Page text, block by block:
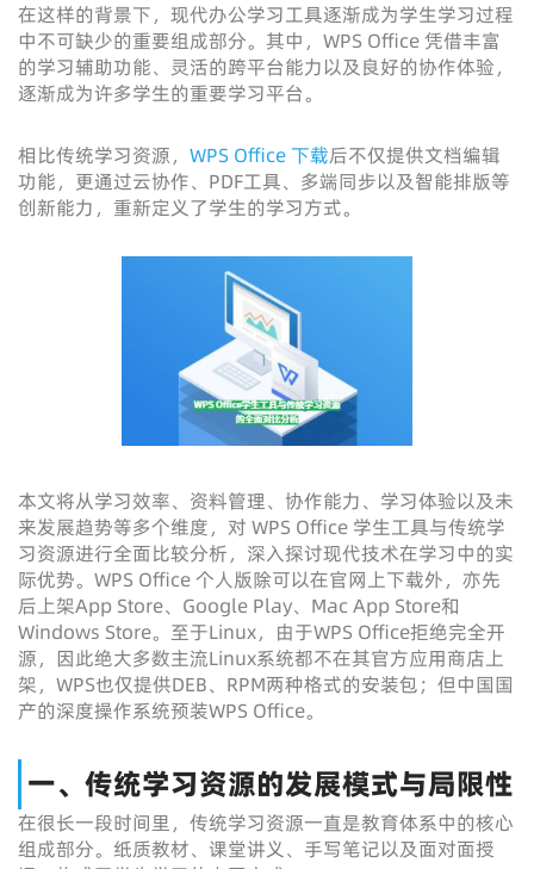
在这样的背景下，现代办公学习工具逐渐成为学生学习过程
中不可缺少的重要组成部分。其中，WPS Office 凭借丰富
的学习辅助功能、灵活的跨平台能力以及良好的协作体验，
逐渐成为许多学生的重要学习平台。
相比传统学习资源， WPS Office 下载后不仅提供文档编辑
功能，更通过云协作、PDF工具、多端同步以及智能排版等
创新能力，重新定义了学生的学习方式。
本文将从学习效率、资料管理、协作能力、学习体验以及未
来发展趋势等多个维度，对 WPS Office 学生工具与传统学
习资源进行全面比较分析，深入探讨现代技术在学习中的实
际优势。WPS Office 个人版除可以在官网上下载外，亦先
后上架App Store、Google Play、Mac App Store和
Windows Store。至于Linux，由于WPS Office拒绝完全开
源，因此绝大多数主流Linux系统都不在其官方应用商店上
架，WPS也仅提供DEB、RPM两种格式的安装包；但中国国
产的深度操作系统预装WPS Office。
一、传统学习资源的发展模式与局限性
在很长一段时间里，传统学习资源一直是教育体系中的核心
组成部分。纸质教材、课堂讲义、手写笔记以及面对面授